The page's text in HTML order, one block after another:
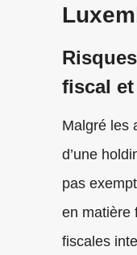
fiscal
Malgré les
d’une
pas
en matière
fiscales